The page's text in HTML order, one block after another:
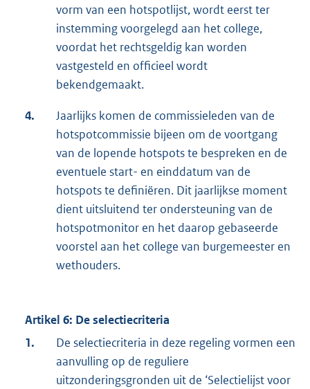
vorm van een hotspotlijst, wordt eerst ter
instemming voorgelegd aan het college,
voordat het rechtsgeldig kan worden
vastgesteld en officieel wordt
bekendgemaakt.
4.
Jaarlijks komen de commissieleden van de
hotspotcommissie bijeen om de voortgang
van de lopende hotspots te bespreken en de
eventuele start- en einddatum van de
hotspots te definiëren. Dit jaarlijkse moment
dient uitsluitend ter ondersteuning van de
hotspotmonitor en het daarop gebaseerde
voorstel aan het college van burgemeester en
wethouders.
Artikel 6: De selectiecriteria
1.
De selectiecriteria in deze regeling vormen een
aanvulling op de reguliere
uitzonderingsgronden uit de ‘Selectielijst voor